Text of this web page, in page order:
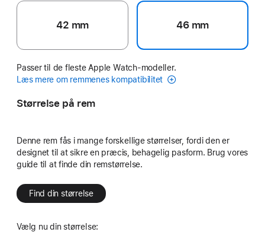
42 mm 46 mm
Passer til de fleste Apple Watch-modeller.
Læs mere om remmenes kompatibilitet
Størrelse på rem
Denne rem fås i mange forskellige størrelser, fordi den er
designet til at sikre en præcis, behagelig pasform. Brug vores
guide til at finde din remstørrelse.
Find din størrelse
Vælg nu din størrelse: